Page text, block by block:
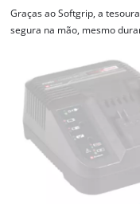
Graças ao Softgrip, a
segura na mão, mesmo